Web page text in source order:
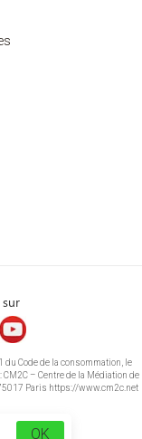
du Code de la consommation, le
– Centre de la Médiation de
Paris https://www.cm2c.net
OK